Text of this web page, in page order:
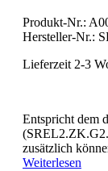
Produkt-Nr.:
Hersteller-Nr.:
Lieferzeit 2-3
Entspricht dem
zusätzlich
Weiterlesen